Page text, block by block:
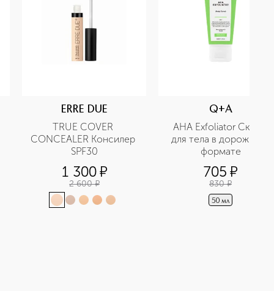
ERRE DUE
TRUE COVER
CONCEALER Консилер
SPF30
1 300¤
2 600 ¤
Q+A
AHA Exfoliator Скраб
для тела в дорожном
формате
705 ¤
830 ¤
50 мл